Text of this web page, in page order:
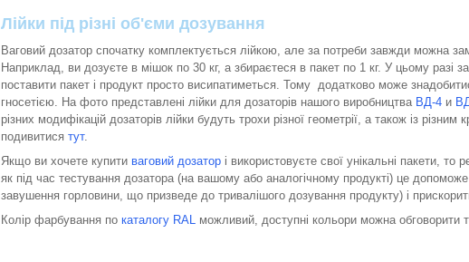
Лійки під різні об'єми дозування
Ваговий дозатор спочатку комплектується лійкою, але за потреби завжди можна
Наприклад, ви дозуєте в мішок по 30 кг, а збираєтеся в пакет по 1 кг. У цьому разі
поставити пакет і продукт просто висипатиметься. Тому додатково може
гносетією. На фото представлені лійки для дозаторів нашого виробництва ВД-4 и
різних модифікацій дозаторів лійки будуть трохи різної геометрії, а також із
подивитися тут.
Якщо ви хочете купити ваговий дозатор і використовуєте свої унікальні пакети,
як під час тестування дозатора (на вашому або аналогічному продукті) це
завушення горловини, що призведе до тривалішого дозування продукту) і
Колір фарбування по каталогу RAL можливий, доступні кольори можна обговорити